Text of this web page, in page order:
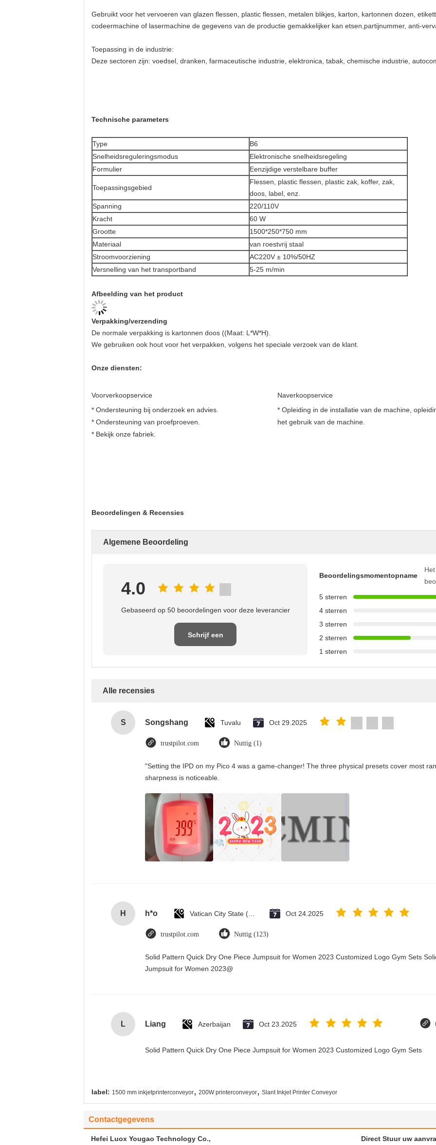
Gebruikt voor het vervoeren van glazen flessen, plastic flessen, metalen blikjes, karton, kartonnen dozen,
codeermachine of lasermachine de gegevens van de productie gemakkelijker kan etsen,partijnummer, anti-
Toepassing in de industrie:
Deze sectoren zijn: voedsel, dranken, farmaceutische industrie, elektronica, tabak, chemische industrie,
Technische parameters
Type
B6
Snelheidsreguleringsmodus
Elektronische snelheidsregeling
Formulier
Eenzijdige verstelbare buffer
Toepassingsgebied
Flessen, plastic flessen, plastic zak, koffer, zak,
doos, label, enz.
Spanning
220/110V
Kracht
60 W
Grootte
1500*250*750 mm
Materiaal
van roestvrij staal
Stroomvoorziening
AC220V ± 10%/50HZ
Versnelling van het transportband
5-25 m/min
Afbeelding van het product
Verpakking/verzending
De normale verpakking is kartonnen doos ((Maat: L*W*H).
We gebruiken ook hout voor het verpakken, volgens het speciale verzoek van de klant.
Onze diensten:
Voorverkoopservice
* Ondersteuning bij onderzoek en advies.
* Ondersteuning van proefproeven.
* Bekijk onze fabriek.
Naverkoopservice
* Opleiding in de installatie van de machine,
het gebruik van de machine.
Beoordelingen & Recensies
Algemene Beoordeling
4.0
Gebaseerd op 50 beoordelingen voor deze leverancier
Schrijf een
Beoordelingsmomentopname
5 sterren
4 sterren
3 sterren
2 sterren
1 sterren
Alle recensies
S Songshang Tuvalu Oct 29.2025
trustpilot.com Nuttig (1)
"Setting the IPD on my Pico 4 was a game-changer! The three physical presets cover most
sharpness is noticeable.
H h*o Oct 24.2025
trustpilot.com Nuttig (123)
Solid Pattern Quick Dry One Piece Jumpsuit for Women 2023 Customized Logo Gym Sets
Jumpsuit for Women 2023@
L Liang Azerbaijan Oct 23.2025
Solid Pattern Quick Dry One Piece Jumpsuit for Women 2023 Customized Logo Gym Sets
label: 1500 mm inkjetprinterconveyor, 200W printerconveyor, Slant Inkjet Printer Conveyor
Contactgegevens
Hefei Luox Yougao Technology Co.,
Direct Stuur uw